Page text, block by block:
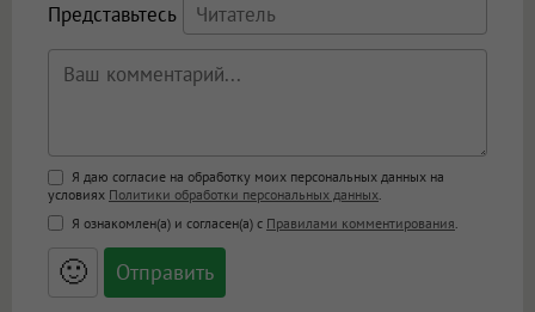
Представьтесь
Поддержка HTML
<b>, <strong>, <u>, <i>, <em>, <s>, <big>,
<small>, <sup>, <sub>, <pre>, <ul>, <ol>, <li>,
<blockquote>, <code> экранирует HTML,
адреса URL автоматически становятся
ссылками, и [img]адрес[/img] будет
Я даю согласие на обработку моих персональных данных на
условиях Политики обработки персональных данных
Я ознакомлен(а) и согласен(а) с Правилами комментирования
🙂